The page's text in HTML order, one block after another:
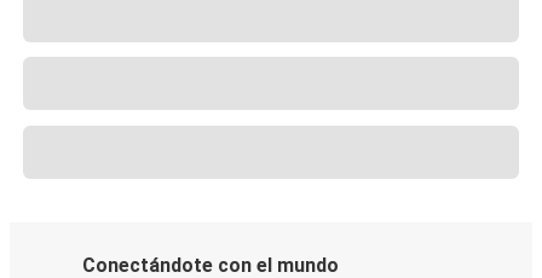
Conectándote con el mundo